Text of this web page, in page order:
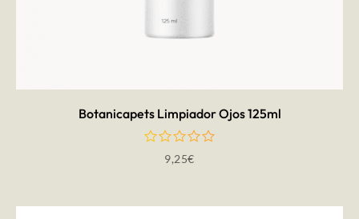
Botanicapets Limpiador Ojos 125ml
9,25€